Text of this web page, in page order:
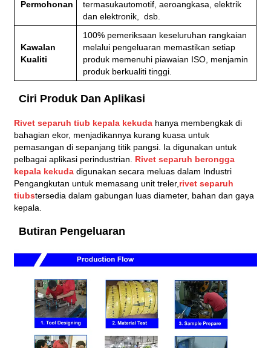
Permohonan termasukautomotif, aeroangkasa, elektrik
dan elektronik, dsb.
Kawalan
Kualiti
100% pemeriksaan keseluruhan rangkaian
melalui pengeluaran memastikan setiap
produk memenuhi piawaian ISO, menjamin
produk berkualiti tinggi.
Ciri Produk Dan Aplikasi
Rivet separuh tiub kepala kekuda hanya membengkak di
bahagian ekor, menjadikannya kurang kuasa untuk
pemasangan di sepanjang titik pangsi. Ia digunakan untuk
pelbagai aplikasi perindustrian.
Rivet separuh berongga
kepala kekuda digunakan secara meluas dalam Industri
Pengangkutan untuk memasang unit treler, rivet separuh
tiubstersedia dalam gabungan luas diameter, bahan dan gaya
kepala.
Butiran Pengeluaran